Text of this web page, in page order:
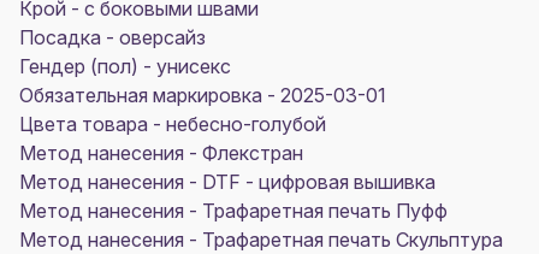
Крой - с боковыми швами
Посадка - оверсайз
Гендер (пол) - унисекс
Обязательная маркировка - 2025-03-01
Цвета товара - небесно-голубой
Метод нанесения - Флекстран
Метод нанесения - DTF - цифровая вышивка
Метод нанесения - Трафаретная печать Пуфф
Метод нанесения - Трафаретная печать Скульптура